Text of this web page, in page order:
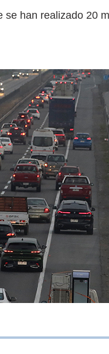
han realizado 20